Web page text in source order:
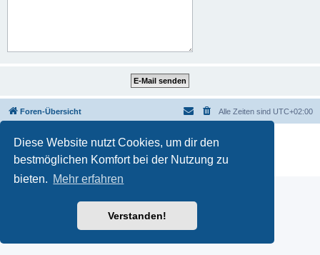
Diese Website nutzt Cookies, um dir den
bestmöglichen Komfort bei der Nutzung zu
bieten. Mehr erfahren
Verstanden!
Foren-Übersicht Alle Zeiten sind UTC+02:00
Powered by phpBB
® Forum Software © phpBB Limited
Deutsche Übersetzung durch
Datenschutz|Nutzungsbedingungen